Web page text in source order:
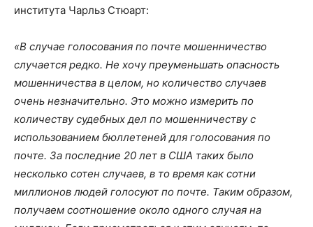
института Чарльз Стюарт:
«В случае голосования по почте мошенничество
случается редко. Не хочу преуменьшать опасность
мошенничества в целом, но количество случаев
очень незначительно. Это можно измерить по
количеству судебных дел по мошенничеству с
использованием бюллетеней для голосования по
почте. За последние 20 лет в США таких было
несколько сотен случаев, в то время как сотни
миллионов людей голосуют по почте. Таким образом,
получаем соотношение около одного случая на